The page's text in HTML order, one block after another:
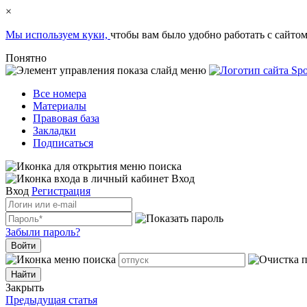
×
Мы используем куки, чтобы вам было удобно работать с
Понятно
Все номера
Материалы
Правовая база
Закладки
Подписаться
Вход
Вход Регистрация
Забыли пароль?
Войти
Закрыть
Предыдущая статья